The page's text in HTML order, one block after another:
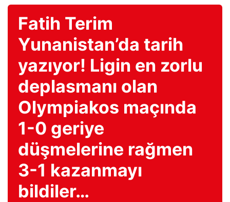
Fatih Terim
Yunanistan’da tarih
yazıyor! Ligin en zorlu
deplasmanı olan
Olympiakos maçında
1-0 geriye
düşmelerine rağmen
3-1 kazanmayı
bildiler…